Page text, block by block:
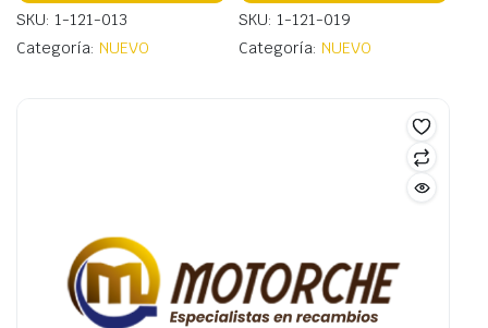
SKU: 1-121-013
Categoría: NUEVO
SKU: 1-121-019
Categoría: NUEVO